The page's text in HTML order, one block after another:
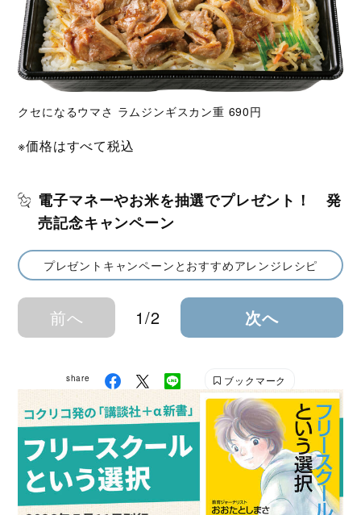
クセになるウマさ ラムジンギスカン重 690円
※価格はすべて税込
電子マネーやお米を抽選でプレゼント！ 発
売記念キャンペーン
プレゼントキャンペーンとおすすめアレンジレシピ
前へ 1/2 次へ
share ブックマーク